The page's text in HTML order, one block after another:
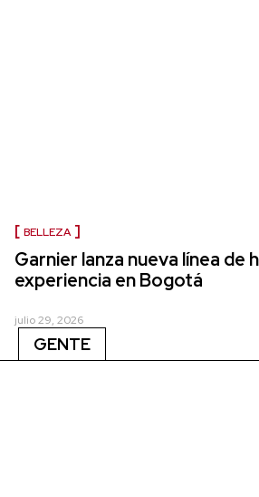
BELLEZA
Garnier lanza nueva línea de
experiencia en Bogotá
julio 29, 2026
GENTE